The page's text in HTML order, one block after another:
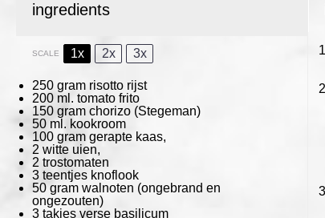
ingredients
SCALE 1x 2x 3x
250 gram risotto rijst
200 ml. tomato frito
150 gram chorizo (Stegeman)
50 ml. kookroom
100 gram gerapte kaas,
2 witte uien,
2 trostomaten
3 teentjes knoflook
50 gram walnoten (ongebrand en
ongezouten)
3 takjes verse basilicum